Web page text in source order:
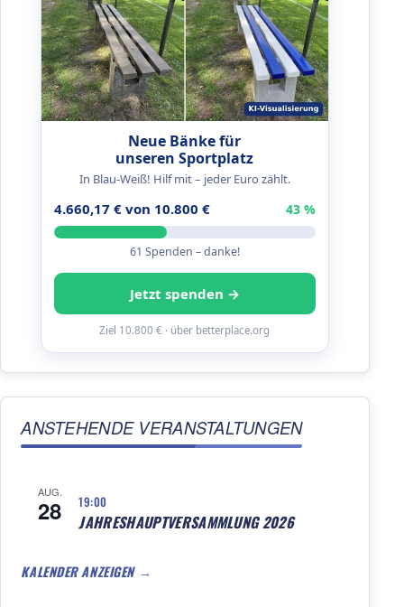
Neue Bänke für
unseren Sportplatz
In Blau-Weiß! Hilf mit – jeder Euro zählt.
4.660,17 € von 10.800 € 43 %
61 Spenden – danke!
Jetzt spenden →
Ziel 10.800 € · über betterplace.org
ANSTEHENDE VERANSTALTUNGEN
AUG.
28 19:00
JAHRESHAUPTVERSAMMLUNG 2026
KALENDER ANZEIGEN